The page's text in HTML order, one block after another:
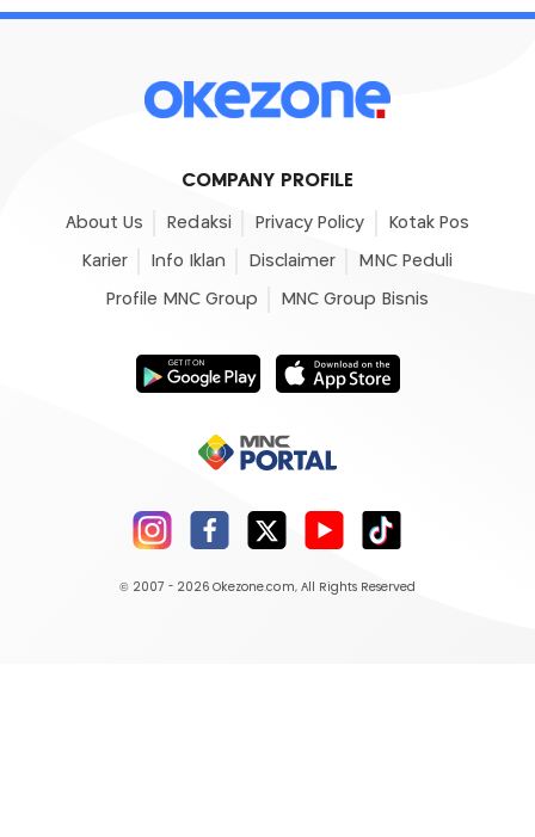
COMPANY PROFILE
About Us Redaksi Privacy Policy Kotak Pos
Karier Info Iklan Disclaimer MNC Peduli
Profile MNC Group MNC Group Bisnis
© 2007 - 2026 Okezone.com, All Rights Reserved